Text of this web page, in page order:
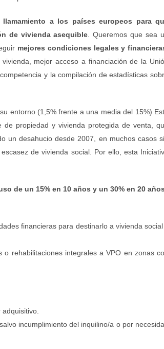
llamamiento a los países europeos para
de vivienda asequible. Queremos que sea
mejores condiciones legales y
mejor acceso a financiación de la
y la compilación de estadísticas
entorno (1,5% frente a una media del 15%)
propiedad y vivienda protegida de venta,
un desahucio desde 2007, en muchos casos
de vivienda social. Por ello, esta
de un 15% en 10 años y un 30% en 20
financieras para destinarlo a vivienda
rehabilitaciones integrales a VPO en zonas
incumplimiento del inquilino/a o por